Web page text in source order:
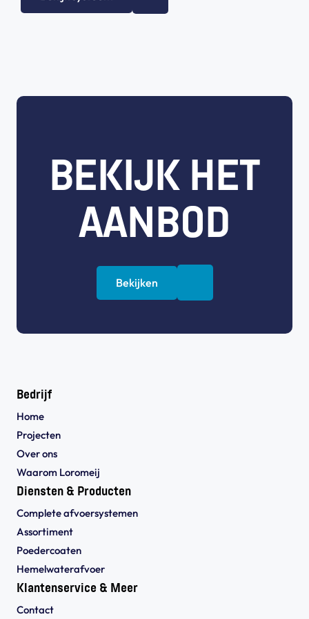
BEKIJK HET
AANBOD
Bekijken
Bedrijf
Home
Projecten
Over ons
Waarom Loromeij
Diensten & Producten
Complete afvoersystemen
Assortiment
Poedercoaten
Hemelwaterafvoer
Klantenservice & Meer
Contact